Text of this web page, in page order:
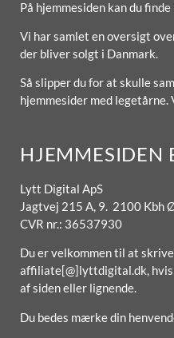
På hjemmesiden kan du
Vi har samlet en oversigt
der bliver solgt i Danmark.
Så slipper du for at skulle
hjemmesider med
HJEMMESIDEN
Lytt Digital ApS
Jagtvej 215 A, 9. 2100 Kbh
CVR nr.: 36537930
Du er velkommen til at
affiliate[@]lyttdigital.dk,
af siden eller lignende.
Du bedes mærke din